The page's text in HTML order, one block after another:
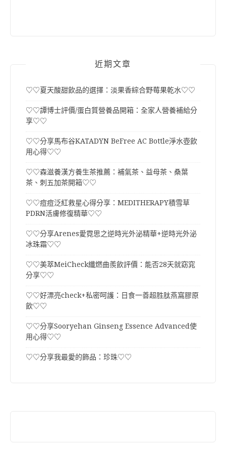
近期文章
♡♡夏天酸甜飲品的選擇：淡果香綜合野莓果乾水♡♡
♡♡譚博士評價/蛋白質營養品開箱：全家人營養補給分
享♡♡
♡♡分享馬布谷KATADYN BeFree AC Bottle淨水壺飲
用心得♡♡
♡♡森滋養漢方養生茶推薦：補氣茶、益母茶、桑葉
茶、刺五加茶開箱♡♡
♡♡痘痘泛紅救星心得分享：MEDITHERAPY積雪草
PDRN活膚修復精華♡♡
♡♡分享Arenes愛霓思之逆時光外泌精華+逆時光外泌
冰珠霜♡♡
♡♡美萃MeiCheck纖燃曲羨飲評價：能否28天就窈窕
分享♡♡
♡♡好漂亮check+私密呵護：日食一善超胜肽燕窩膠原
飲♡♡
♡♡分享Sooryehan Ginseng Essence Advanced使
用心得♡♡
♡♡分享我最愛的飾品：珍珠♡♡